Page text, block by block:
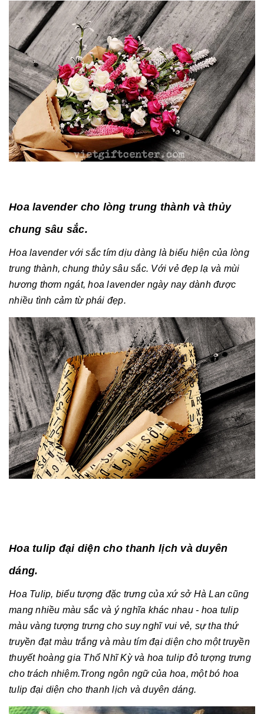
Hoa lavender cho lòng trung thành và thủy
chung sâu sắc.
Hoa lavender với sắc tím dịu dàng là biểu hiện của lòng
trung thành, chung thủy sâu sắc. Với vẻ đẹp lạ và mùi
hương thơm ngát, hoa lavender ngày nay dành được
nhiều tình cảm từ phái đẹp.
Hoa tulip đại diện cho thanh lịch và duyên
dáng.
Hoa Tulip, biểu tượng đặc trưng của xứ sở Hà Lan cũng
mang nhiều màu sắc và ý nghĩa khác nhau - hoa tulip
màu vàng tượng trưng cho suy nghĩ vui vẻ, sự tha thứ
truyền đạt màu trắng và màu tím đại diện cho một truyền
thuyết hoàng gia Thổ Nhĩ Kỳ và hoa tulip đỏ tượng trưng
cho trách nhiệm.Trong ngôn ngữ của hoa, một bó hoa
tulip đại diện cho thanh lịch và duyên dáng.